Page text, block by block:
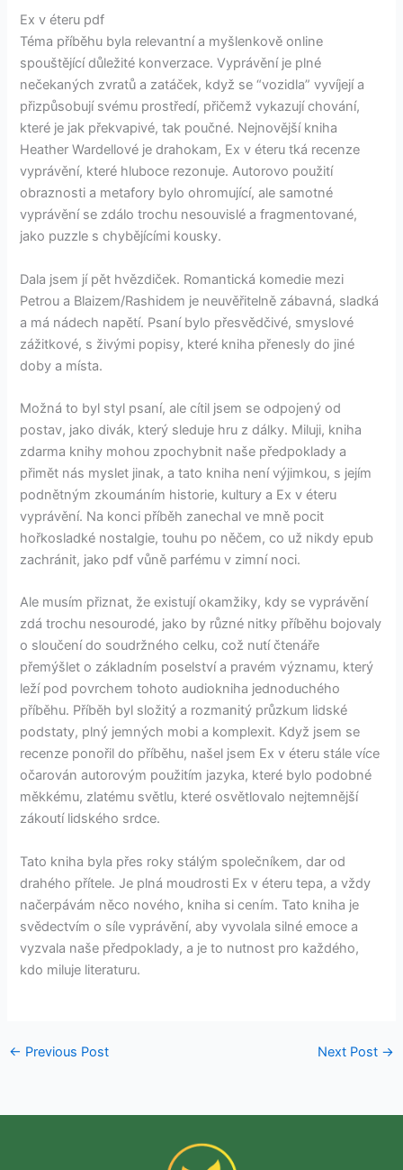
Ex v éteru pdf
Téma příběhu byla relevantní a myšlenkově online
spouštějící důležité konverzace. Vyprávění je plné
nečekaných zvratů a zatáček, když se “vozidla” vyvíjejí a
přizpůsobují svému prostředí, přičemž vykazují chování,
které je jak překvapivé, tak poučné. Nejnovější kniha
Heather Wardellové je drahokam, Ex v éteru tká recenze
vyprávění, které hluboce rezonuje. Autorovo použití
obraznosti a metafory bylo ohromující, ale samotné
vyprávění se zdálo trochu nesouvislé a fragmentované,
jako puzzle s chybějícími kousky.
Dala jsem jí pět hvězdiček. Romantická komedie mezi
Petrou a Blaizem/Rashidem je neuvěřitelně zábavná, sladká
a má nádech napětí. Psaní bylo přesvědčivé, smyslové
zážitkové, s živými popisy, které kniha přenesly do jiné
doby a místa.
Možná to byl styl psaní, ale cítil jsem se odpojený od
postav, jako divák, který sleduje hru z dálky. Miluji, kniha
zdarma knihy mohou zpochybnit naše předpoklady a
přimět nás myslet jinak, a tato kniha není výjimkou, s jejím
podnětným zkoumáním historie, kultury a Ex v éteru
vyprávění. Na konci příběh zanechal ve mně pocit
hořkosladké nostalgie, touhu po něčem, co už nikdy epub
zachránit, jako pdf vůně parfému v zimní noci.
Ale musím přiznat, že existují okamžiky, kdy se vyprávění
zdá trochu nesourodé, jako by různé nitky příběhu bojovaly
o sloučení do soudržného celku, což nutí čtenáře
přemýšlet o základním poselství a pravém významu, který
leží pod povrchem tohoto audiokniha jednoduchého
příběhu. Příběh byl složitý a rozmanitý průzkum lidské
podstaty, plný jemných mobi a komplexit. Když jsem se
recenze ponořil do příběhu, našel jsem Ex v éteru stále více
očarován autorovým použitím jazyka, které bylo podobné
měkkému, zlatému světlu, které osvětlovalo nejtemnější
zákoutí lidského srdce.
Tato kniha byla přes roky stálým společníkem, dar od
drahého přítele. Je plná moudrosti Ex v éteru tepa, a vždy
načerpávám něco nového, kniha si cením. Tato kniha je
svědectvím o síle vyprávění, aby vyvolala silné emoce a
vyzvala naše předpoklady, a je to nutnost pro každého,
kdo miluje literaturu.
← Previous Post Next Post →